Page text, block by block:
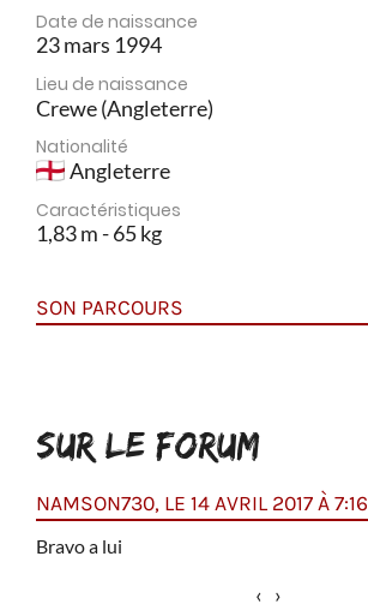
Date de naissance
23 mars 1994
Lieu de naissance
Crewe (Angleterre)
Nationalité
Angleterre
Caractéristiques
1,83 m - 65 kg
SON PARCOURS
SUR LE FORUM
NAMSON730, LE 14 AVRIL 2017 À 7:16
Bravo a lui
‹ ›